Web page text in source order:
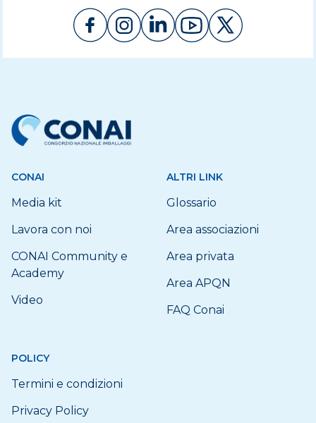
CONAI
Media kit
Lavora con noi
CONAI Community e
Academy
Video
ALTRI LINK
Glossario
Area associazioni
Area privata
Area APQN
FAQ Conai
POLICY
Termini e condizioni
Privacy Policy